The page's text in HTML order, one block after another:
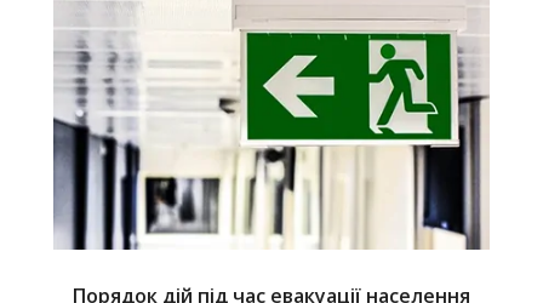
Порядок дій під час евакуації населення